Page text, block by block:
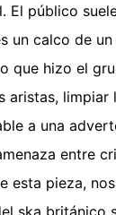
El público
un calco de
que hizo el
aristas,
a una
entre
esta pieza,
ska británico